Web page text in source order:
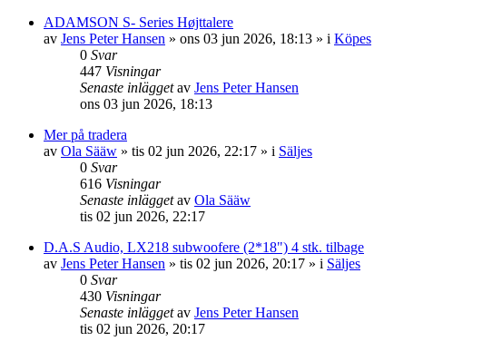
ADAMSON S- Series Højttalere
av Jens Peter Hansen » ons 03 jun 2026, 18:13 » i Köpes
0 Svar
447 Visningar
Senaste inläggetav Jens Peter Hansen
ons 03 jun 2026, 18:13
Mer på tradera
av Ola Sääw » tis 02 jun 2026, 22:17 » i Säljes
0 Svar
616 Visningar
Senaste inläggetav Ola Sääw
tis 02 jun 2026, 22:17
D.A.S Audio, LX218 subwoofere (2*18") 4 stk. tilbage
av Jens Peter Hansen » tis 02 jun 2026, 20:17 » i Säljes
0 Svar
430 Visningar
Senaste inläggetav Jens Peter Hansen
tis 02 jun 2026, 20:17